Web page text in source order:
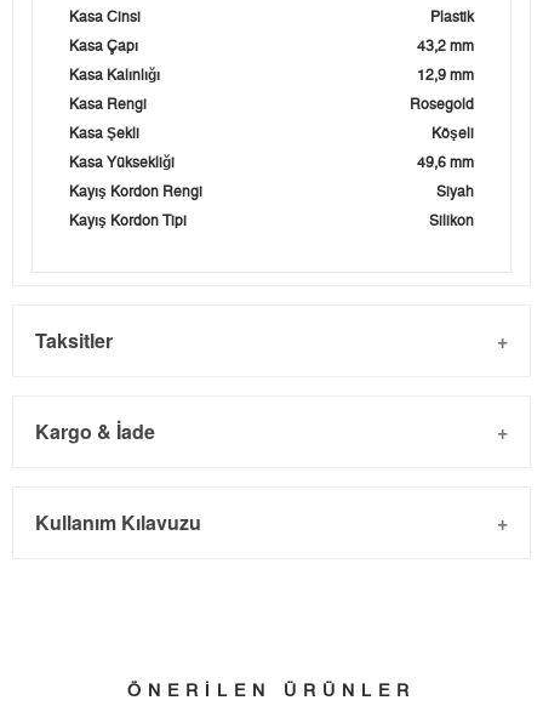
Kasa Cinsi
Plastik
Kasa Çapı
43,2 mm
Kasa Kalınlığı
12,9 mm
Kasa Rengi
Rosegold
Kasa Şekli
Köşeli
Kasa Yüksekliği
49,6 mm
Kayış Kordon Rengi
Siyah
Kayış Kordon Tipi
Silikon
Taksitler
Kargo & İade
Türkiye'nin her yerine 2.500₺ ve üzeri alışverişlerde Yurtiçi
Kullanım Kılavuzu
ÖNERİLEN ÜRÜNLER